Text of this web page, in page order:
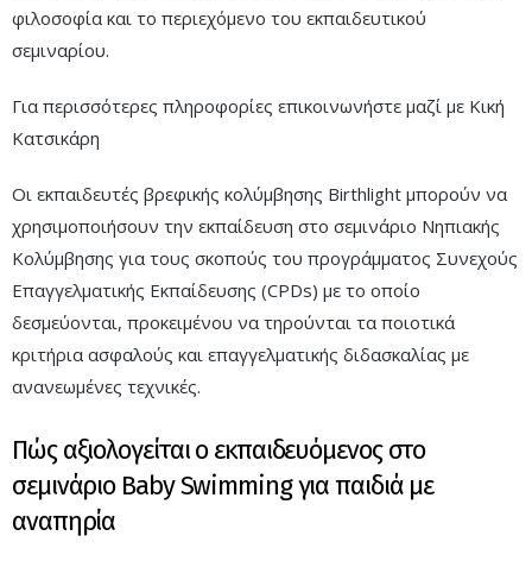
φιλοσοφία και το περιεχόμενο του εκπαιδευτικού
σεμιναρίου.
Για περισσότερες πληροφορίες επικοινωνήστε μαζί με Κική
Κατσικάρη
Οι εκπαιδευτές βρεφικής κολύμβησης Birthlight μπορούν να
χρησιμοποιήσουν την εκπαίδευση στο σεμινάριο Νηπιακής
Κολύμβησης για τους σκοπούς του προγράμματος Συνεχούς
Επαγγελματικής Εκπαίδευσης (CPDs) με το οποίο
δεσμεύονται, προκειμένου να τηρούνται τα ποιοτικά
κριτήρια ασφαλούς και επαγγελματικής διδασκαλίας με
ανανεωμένες τεχνικές.
Πώς αξιολογείται ο εκπαιδευόμενος στο
σεμινάριο Baby Swimming για παιδιά με
αναπηρία